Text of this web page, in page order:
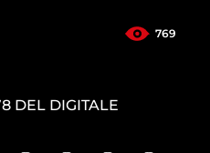
769
DEL DIGITALE